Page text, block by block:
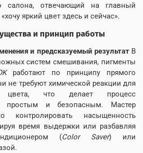
салона, отвечающий на главный
яркий цвет здесь и сейчас».
и принцип работы
и предсказуемый результатВ
систем смешивания, пигменты
работают по принципу прямого
не требуют химической реакции для
цвета, что делает процесс
простым и безопасным. Мастер
контролировать насыщенность
время выдержки или разбавляя
(Color Saver) или